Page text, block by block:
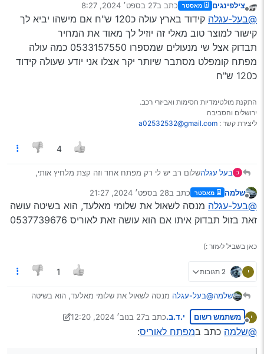
מדובר באוריס 2015
אשמח לדעת האם שווה לקנות באלי? האם ניתן לקודד
בקלות? כמה עולה בארץ? כל מידע יעזור, אני גר בירושלים
תודה לכולם
מנותק
צילפינגים מאסטר כתב ב27 בספט׳ 2024, 8:27
נערך לאחרונה על ידי
@בעל-עגלה
קידוד בארץ עולה כ120 ש"ח אם מישהו יביא לך
קישור למוצר טוב מאלי זה יוזיל לך מאוד את המחיר
תבדוק אצל שי מנעולים שמספרו 0533157550 כמה עולה
מפתח קומפלט מסתבר שיותר יקר אצלו אני יודע שעולה קידוד
כ120 ש"ח
התקנת מולטימדיות חסימות ואביזרי רכב.
ירושלים והסביבה
ליצירת קשר : a02532532@gmail.com
4
ב בעל עגלהשלום רב יש לי רק מפתח אחד וזה קצת מלחיץ אותי,
מדובר באוריס 2015
אשמח לדעת האם שווה לקנות באלי? האם ניתן לקודד
בקלות? כמה עולה בארץ? כל מידע יעזור, אני גר בירושלים
מנותק
שלמה מאסטר כתב ב28 בספט׳ 2024, 21:27
נערך לאחרונה על ידי
@בעל-עגלה מנסה לשאול את שלומי מאלעד, הוא בשיטה עושה
זאת בזול תבדוק איתו אם הוא עושה זאת לאוריס 0537739676
כאן בשביל לעזור :)
י 2 תגובות 1
שלמה@בעל-עגלה מנסה לשאול את שלומי מאלעד, הוא בשיטה
עושה זאת בזול תבדוק איתו אם הוא עושה זאת לאוריס
0537739676
י
מנותק
משתמש רשום י.ד.ב.כתב ב27 בנוב׳ 2024, 12:20
נערך לאחרונה על ידי Klonimoos
@שלמה כתב במפתח לאוריס: